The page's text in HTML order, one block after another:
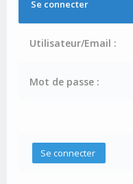
Se connecter
Utilisateur/Email :
Mot de passe :